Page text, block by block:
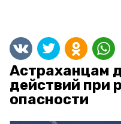
Астраханцам
действий при
опасности